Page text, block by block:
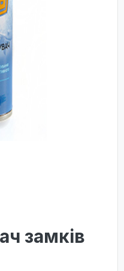
замків